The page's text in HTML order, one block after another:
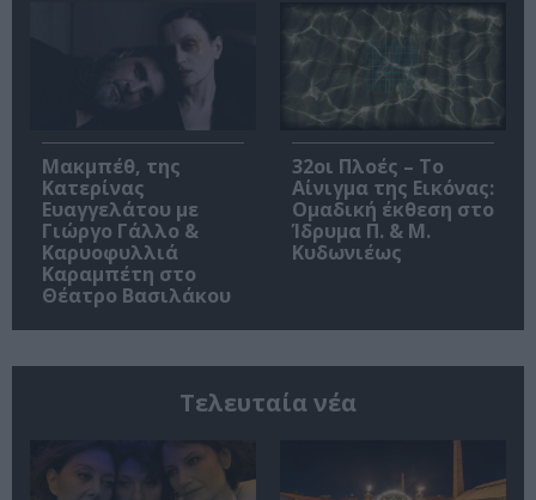
Μακμπέθ, της
Κατερίνας
Ευαγγελάτου με
Γιώργο Γάλλο &
Καρυοφυλλιά
Καραμπέτη στο
Θέατρο Βασιλάκου
32οι Πλοές – Το
Αίνιγμα της Εικόνας:
Ομαδική έκθεση στο
Ίδρυμα Π. & Μ.
Κυδωνιέως
Τελευταία νέα